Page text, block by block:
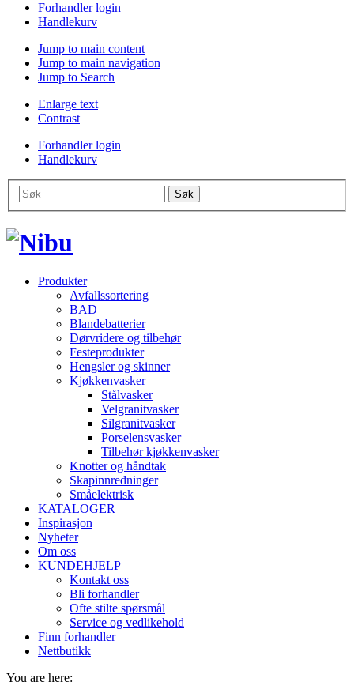
Forhandler login
Handlekurv
Jump to main content
Jump to main navigation
Jump to Search
Enlarge text
Contrast
Forhandler login
Handlekurv
Produkter
Avfallssortering
BAD
Blandebatterier
Dørvridere og tilbehør
Festeprodukter
Hengsler og skinner
Kjøkkenvasker
Stålvasker
Velgranitvasker
Silgranitvasker
Porselensvasker
Tilbehør kjøkkenvasker
Knotter og håndtak
Skapinnredninger
Småelektrisk
KATALOGER
Inspirasjon
Nyheter
Om oss
KUNDEHJELP
Kontakt oss
Bli forhandler
Ofte stilte spørsmål
Service og vedlikehold
Finn forhandler
Nettbutikk
You are here: